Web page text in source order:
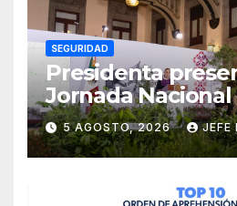
SEGURIDAD
Presidenta
Jornada Nacional
Reforestación
realizará el 9 de
plantarán 6.6
árboles y plantas
5 AGOSTO, 2026 JEFE